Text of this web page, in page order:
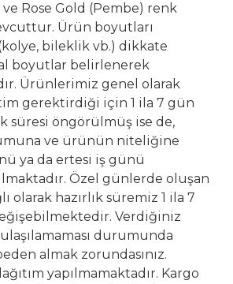
Rose Gold (Pembe) renk
Ürün boyutları
bileklik vb.) dikkate
boyutlar belirlenerek
Ürünlerimiz genel olarak
gerektirdiği için 1 ila 7 gün
süresi öngörülmüş ise de,
ve ürünün niteliğine
ya da ertesi iş günü
Özel günlerde oluşan
olarak hazırlık süremiz 1 ila 7
Verdiğiniz
durumunda
almak zorundasınız.
yapılmamaktadır. Kargo